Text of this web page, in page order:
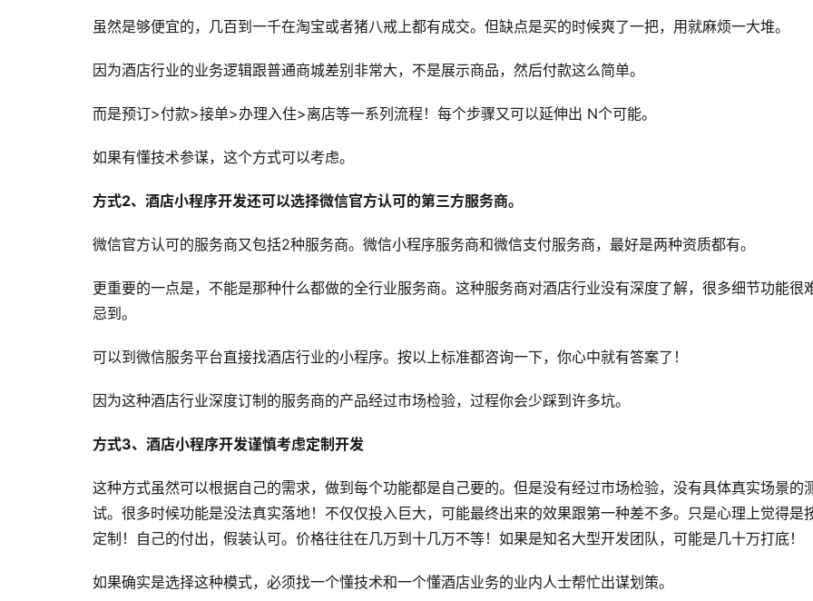
虽然是够便宜的，几百到一千在淘宝或者猪八戒上都有成交。但缺点是买的时候爽了一把，用就麻烦一大堆。
因为酒店行业的业务逻辑跟普通商城差别非常大，不是展示商品，然后付款这么简单。
而是预订>付款>接单>办理入住>离店等一系列流程！每个步骤又可以延伸出 N个可能。
如果有懂技术参谋，这个方式可以考虑。
方式2、酒店小程序开发还可以选择微信官方认可的第三方服务商。
微信官方认可的服务商又包括2种服务商。微信小程序服务商和微信支付服务商，最好是两种资质都有。
更重要的一点是，不能是那种什么都做的全行业服务商。这种服务商对酒店行业没有深度了解，很多细节功能很
忌到。
可以到微信服务平台直接找酒店行业的小程序。按以上标准都咨询一下，你心中就有答案了！
因为这种酒店行业深度订制的服务商的产品经过市场检验，过程你会少踩到许多坑。
方式3、酒店小程序开发谨慎考虑定制开发
这种方式虽然可以根据自己的需求，做到每个功能都是自己要的。但是没有经过市场检验，没有具体真实场景的
试。很多时候功能是没法真实落地！不仅仅投入巨大，可能最终出来的效果跟第一种差不多。只是心理上觉得是
定制！自己的付出，假装认可。价格往往在几万到十几万不等！如果是知名大型开发团队，可能是几十万打底！
如果确实是选择这种模式，必须找一个懂技术和一个懂酒店业务的业内人士帮忙出谋划策。